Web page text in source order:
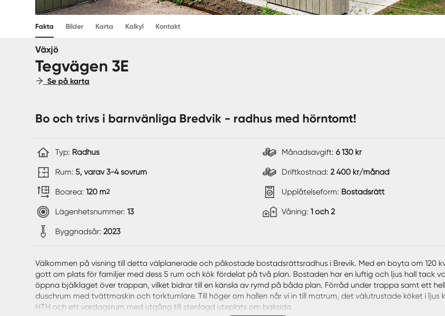
Fakta Bilder Karta Kalkyl Kontakt
Växjö
Tegvägen 3E
Se på karta
Bo och trivs i barnvänliga Bredvik - radhus med hörntomt!
Typ: Radhus
Rum: 5, varav 3-4 sovrum
Boarea: 120 m2
Lägenhetsnummer: 13
Byggnadsår: 2023
Månadsavgift: 6 130 kr
Driftkostnad: 2 400 kr/månad
Upplåtelseform: Bostadsrätt
Våning: 1 och 2
Välkommen på visning till detta välplanerade och påkostade bostadsrättsradhus i Brevik. Med en boyta om 120
gott om plats för familjer med dess 5 rum och kök fördelat på två plan. Bostaden har en luftig och ljus hall tack
öppna bjälklaget över trappan, vilket bidrar till en känsla av rymd på båda plan. Förråd under trappa samt ett
duschrum med tvättmaskin och torktumlare. Till höger om hallen når vi in till matrum, det välutrustade köket i ljus
HTH och ett vardagsrum med utgång till stenlagd uteplats om baksida.